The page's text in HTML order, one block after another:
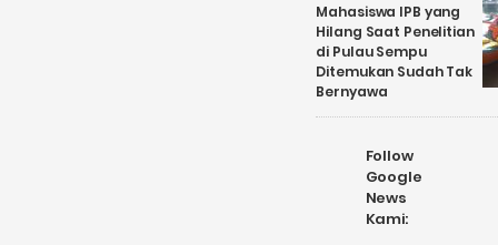
Mahasiswa IPB yang
Hilang Saat Penelitian
di Pulau Sempu
Ditemukan Sudah Tak
Bernyawa
Follow
Google
News
Kami: